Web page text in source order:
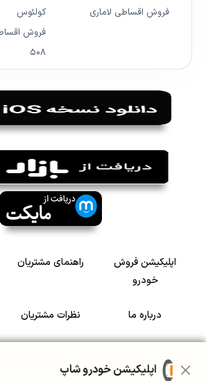
فروش اقساطی لاماری
کولئوس
۵۰۸
اپلیکیشن فروش
خودرو
راهنمای مشتریان
درباره ما نظرات مشتریان
سرمایه گذاری در
رضایت مشتریاناپلیکیشن خودرو شاپ